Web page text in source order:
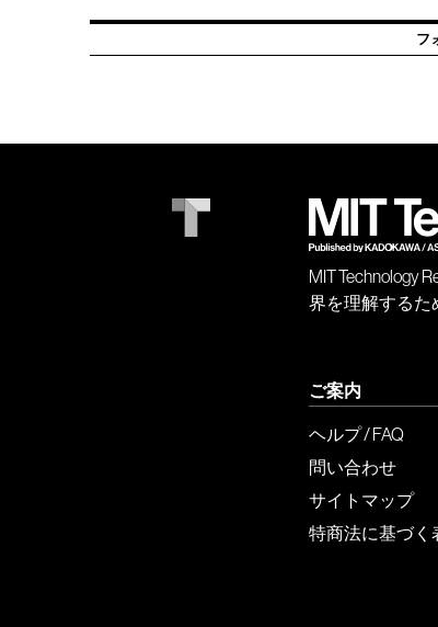
フ
MIT Technology
界を理解するた
ご案内
ヘルプ / FAQ
問い合わせ
サイトマップ
特商法に基づく